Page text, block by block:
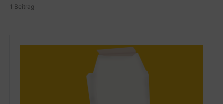
1 Beitrag